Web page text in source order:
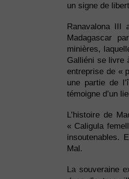
un signe de
Ranavalona III
Madagascar
minières,
Galliéni se livre
entreprise de «
une partie de
témoigne d’un
L’histoire de
« Caligula
insoutenables.
Mal.
La souveraine